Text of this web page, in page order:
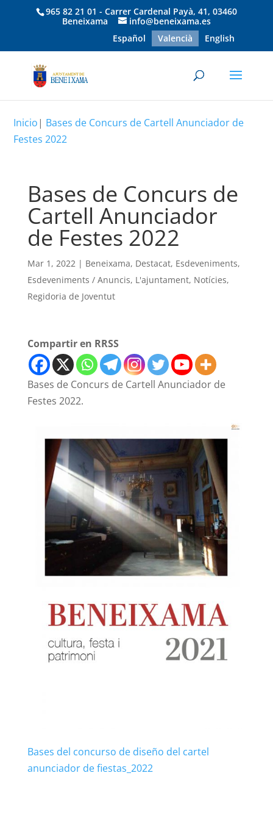
965 82 21 01 - Carrer Cardenal Payà, 41, 03460
Beneixama
info@beneixama.es
Español
Valencià English
Inicio| Bases de Concurs de Cartell Anunciador de
Festes 2022
Bases de Concurs de
Cartell Anunciador
de Festes 2022
Mar 1, 2022| Beneixama, Destacat, Esdeveniments,
Esdeveniments / Anuncis, L'ajuntament, Notícies,
Regidoria de Joventut
Compartir en RRSS
Bases de Concurs de Cartell Anunciador de
Festes 2022.
Bases del concurso de diseño del cartel
anunciador de fiestas_2022